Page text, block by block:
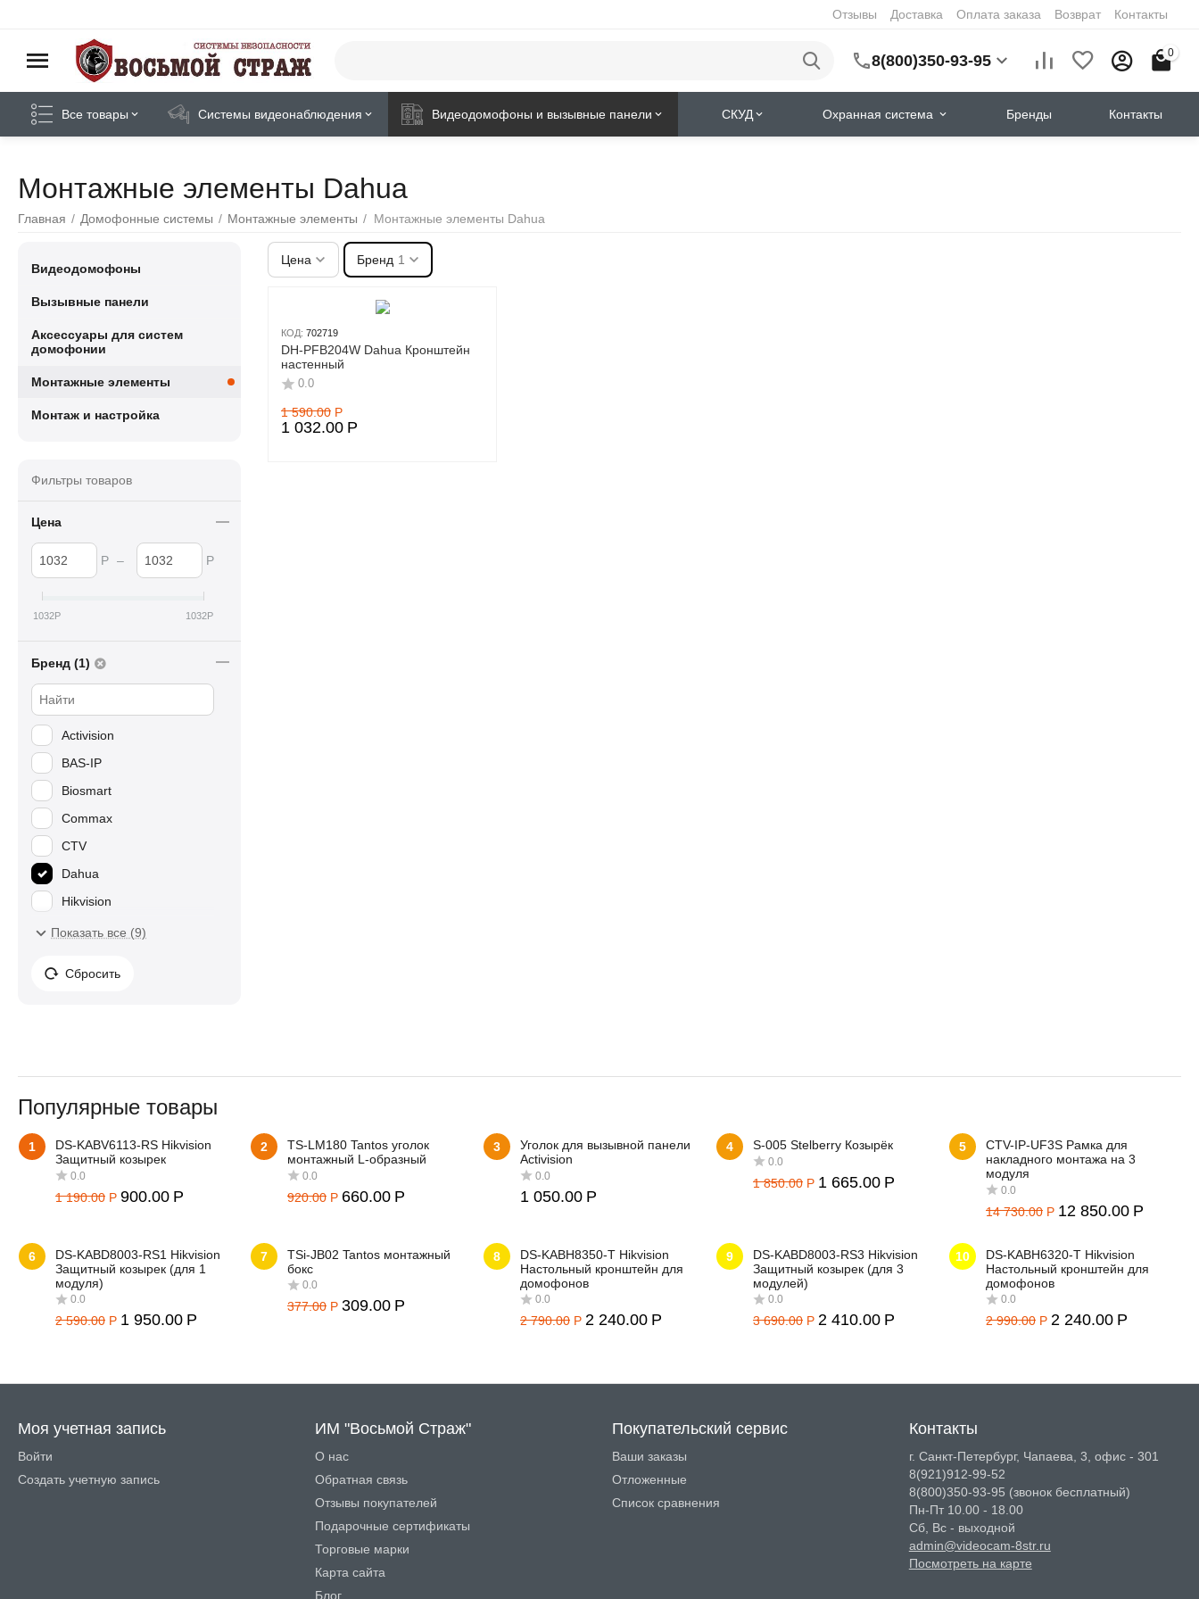
Отзывы Доставка Оплата заказа Возврат Контакты
8(800)350-93-95 0
Все товары Системы видеонаблюдения Видеодомофоны и вызывные панели СКУД Охранная система Бренды Контакты
Монтажные элементы Dahua
Главная / Домофонные системы / Монтажные элементы / Монтажные элементы Dahua
Цена Бренд 1
КОД: 702719
DH-PFB204W Dahua Кронштейн
настенный
0.0
1 590.00 Р
1 032.00 Р
Видеодомофоны
Вызывные панели
Аксессуары для систем
домофонии
Монтажные элементы
Монтаж и настройка
Фильтры товаров
Цена
Р – Р
1032Р 1032Р
Бренд (1)
Activision
BAS-IP
Biosmart
Commax
CTV
Dahua
Hikvision
Stelberry
Показать все (9)
Сбросить
Популярные товары
1
DS-KABV6113-RS Hikvision
Защитный козырек
0.0
1 190.00 Р 900.00 Р
2
TS-LM180 Tantos уголок
монтажный L-образный
0.0
920.00 Р 660.00 Р
3
Уголок для вызывной панели
Activision
1 050.00 Р
4 S-005 Stelberry Козырёк
1 850.00 Р 1 665.00 Р
5
CTV-IP-UF3S Рамка для
накладного монтажа на 3
модуля
0.0
14 730.00 Р 12 850.00 Р
6
DS-KABD8003-RS1 Hikvision
Защитный козырек (для 1
модуля)
2 590.00 Р 1 950.00 Р
7
TSi-JB02 Tantos монтажный
бокс
0.0
377.00 Р 309.00 Р
8
DS-KABH8350-T Hikvision
Настольный кронштейн для
домофонов
2 790.00 Р 2 240.00 Р
9
DS-KABD8003-RS3 Hikvision
Защитный козырек (для 3
модулей)
3 690.00 Р 2 410.00 Р
10
DS-KABH6320-T Hikvision
Настольный кронштейн для
домофонов
2 990.00 Р 2 240.00 Р
Моя учетная запись
Войти
Создать учетную запись
ИМ "Восьмой Страж"
О нас
Обратная связь
Отзывы покупателей
Подарочные сертификаты
Торговые марки
Карта сайта
Блог
Покупательский сервис
Ваши заказы
Отложенные
Список сравнения
Контакты
г. Санкт-Петербург, Чапаева, 3, офис - 301
8(921)912-99-52
8(800)350-93-95 (звонок бесплатный)
Пн-Пт 10.00 - 18.00
Сб, Вс - выходной
admin@videocam-8str.ru
Посмотреть на карте